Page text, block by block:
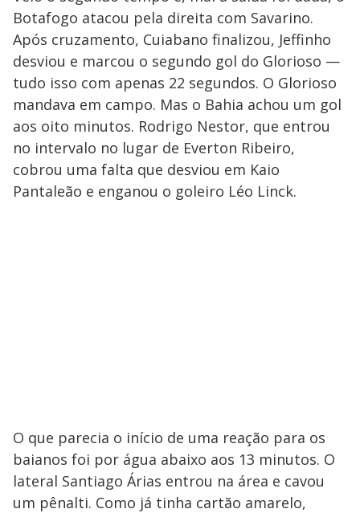
Botafogo atacou pela direita com Savarino.
Após cruzamento, Cuiabano finalizou, Jeffinho
desviou e marcou o segundo gol do Glorioso —
tudo isso com apenas 22 segundos. O Glorioso
mandava em campo. Mas o Bahia achou um gol
aos oito minutos. Rodrigo Nestor, que entrou
no intervalo no lugar de Everton Ribeiro,
cobrou uma falta que desviou em Kaio
Pantaleão e enganou o goleiro Léo Linck.
O que parecia o início de uma reação para os
baianos foi por água abaixo aos 13 minutos. O
lateral Santiago Árias entrou na área e cavou
um pênalti. Como já tinha cartão amarelo,